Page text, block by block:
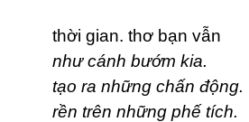
thời gian. thơ bạn vẫn
như cánh bướm kia.
tạo ra những chấn động.
rền trên những phế tích.